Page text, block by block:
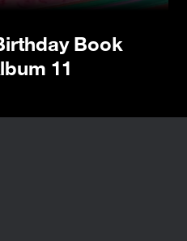
Book
11